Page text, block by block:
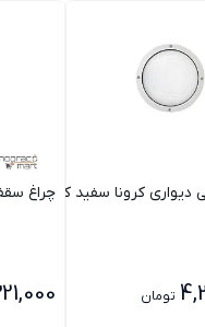
کرونا سفید کامپکت بالاست سرخود
تومان
چراغ سقفی